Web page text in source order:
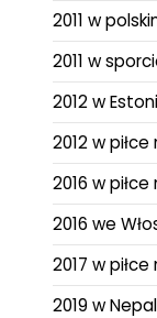
2011 w
2011 w
2012 w
2012 w piłce
2016 w piłce
2016 we
2017 w piłce
2019 w